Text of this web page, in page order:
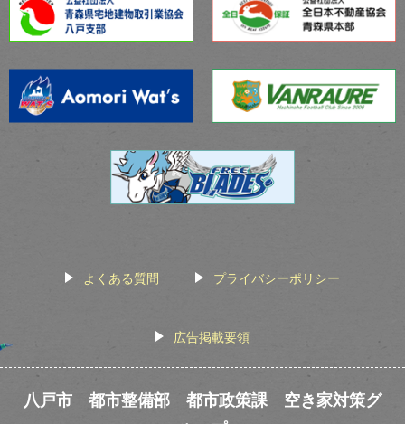
よくある質問 プライバシーポリシー
広告掲載要領
八戸市 都市整備部 都市政策課 空き家対策グ